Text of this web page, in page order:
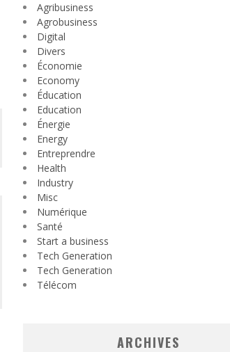
Agribusiness
Agrobusiness
Digital
Divers
Économie
Economy
Éducation
Education
Énergie
Energy
Entreprendre
Health
Industry
Misc
Numérique
Santé
Start a business
Tech Generation
Tech Generation
Télécom
ARCHIVES